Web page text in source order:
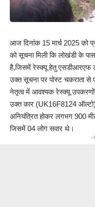
आज दिनांक 15 मार्च 2025 को
को सूचना मिली कि लोखंडी के
है,जिसमें रेस्क्यू हेतु एसडीआरएफ
उक्त सूचना पर पोस्ट चकराता
नेतृत्व में आवश्यक रेस्क्यू
उक्त कार (UK16F8124 ऑल्टो)
अनियंत्रित होकर लगभग 900
जिसमें 04 लोग सवार थे।
-